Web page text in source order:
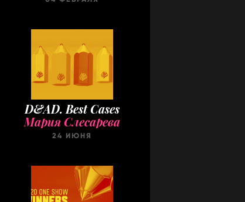
D&AD. Best Cases
Мария Слесарева
24 ИЮНЯ